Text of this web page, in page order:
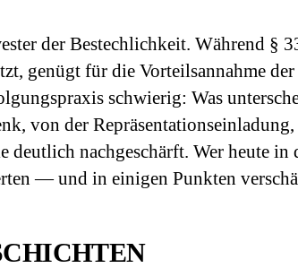
der Bestechlichkeit. Während
für die Vorteilsannahme der
schwierig: Was
von der
deutlich nachgeschärft. Wer heute
— und in einigen Punkten